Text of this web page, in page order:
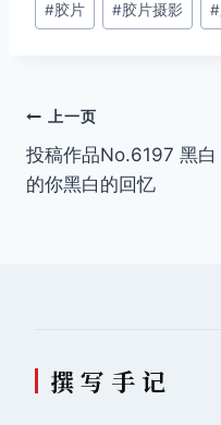
标
#胶片 #胶片摄影 #
文
章
上一页
投稿作品No.6197 黑白
的你黑白的回忆
撰 写 手 记